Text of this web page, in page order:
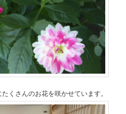
くさんのお花を咲かせています。